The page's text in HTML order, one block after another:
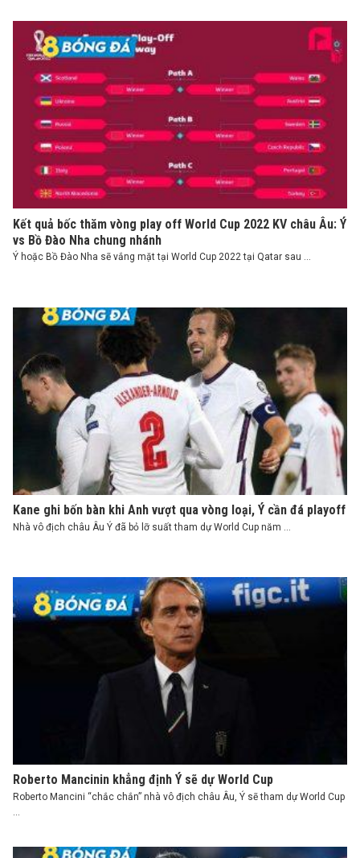
Kết quả bốc thăm vòng play off World Cup 2022 KV châu Âu: Ý
vs Bồ Đào Nha chung nhánh
Ý hoặc Bồ Đào Nha sẽ vắng mặt tại World Cup 2022 tại Qatar sau ...
Kane ghi bốn bàn khi Anh vượt qua vòng loại, Ý cần đá playoff
Nhà vô địch châu Âu Ý đã bỏ lỡ suất tham dự World Cup năm ...
Roberto Mancinin khẳng định Ý sẽ dự World Cup
Roberto Mancini “chắc chắn” nhà vô địch châu Âu, Ý sẽ tham dự World Cup
...